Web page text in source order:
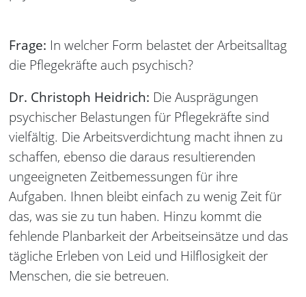
Frage: In welcher Form belastet der Arbeitsalltag
die Pflegekräfte auch psychisch?
Dr. Christoph Heidrich: Die Ausprägungen
psychischer Belastungen für Pflegekräfte sind
vielfältig. Die Arbeitsverdichtung macht ihnen zu
schaffen, ebenso die daraus resultierenden
ungeeigneten Zeitbemessungen für ihre
Aufgaben. Ihnen bleibt einfach zu wenig Zeit für
das, was sie zu tun haben. Hinzu kommt die
fehlende Planbarkeit der Arbeitseinsätze und das
tägliche Erleben von Leid und Hilflosigkeit der
Menschen, die sie betreuen.